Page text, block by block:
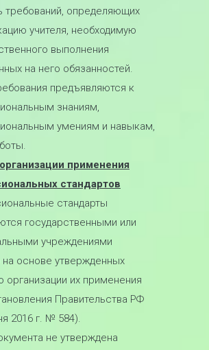
требований, определяющих
учителя, необходимую
выполнения
на него обязанностей.
предъявляются к
знаниям,
умениям и навыкам,
применения
стандартов
стандарты
государственными или
учреждениями
на основе утвержденных
организации их применения
Правительства РФ
2016 г. № 584).
не утверждена